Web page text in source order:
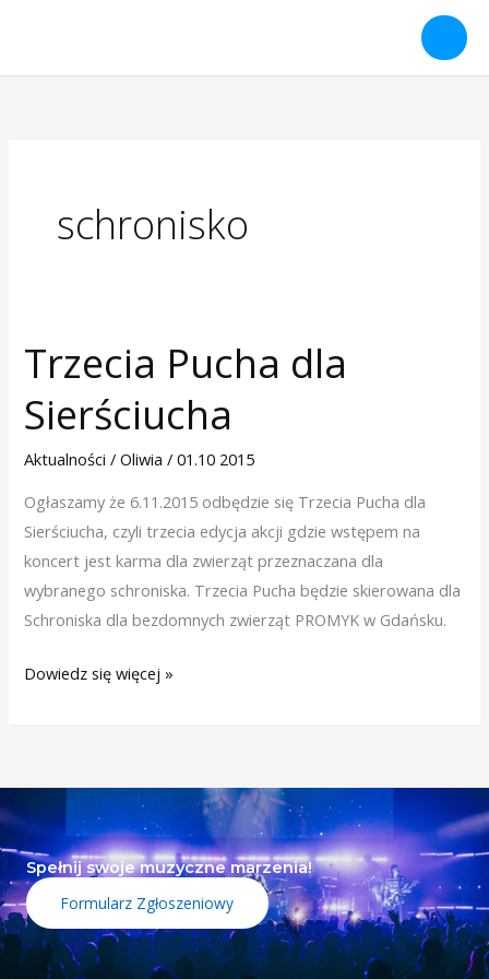
treści
schronisko
Trzecia Pucha dla
Sierściucha
Aktualności /Oliwia/01.10 2015
Ogłaszamy że 6.11.2015 odbędzie się Trzecia Pucha dla
Sierściucha, czyli trzecia edycja akcji gdzie wstępem na
koncert jest karma dla zwierząt przeznaczana dla
wybranego schroniska. Trzecia Pucha będzie skierowana dla
Schroniska dla bezdomnych zwierząt PROMYK w Gdańsku.
Trzecia
Pucha
dla
Dowiedz się więcej »
Spełnij swoje muzyczne marzenia!
Formularz Zgłoszeniowy